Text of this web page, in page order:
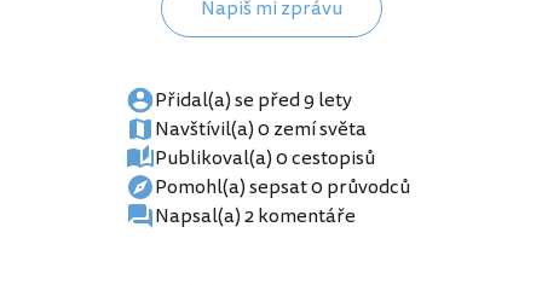
Napiš mi zprávu
Přidal(a) se před 9 lety
Navštívil(a) 0 zemí světa
Publikoval(a) 0 cestopisů
Pomohl(a) sepsat 0 průvodců
Napsal(a) 2 komentáře